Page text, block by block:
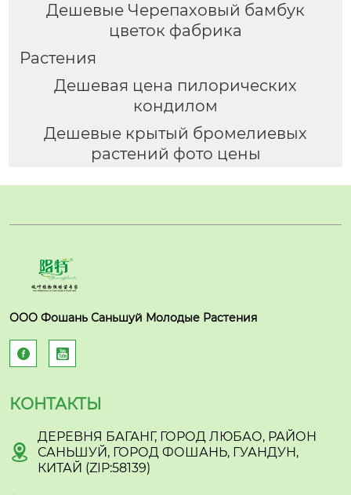
Дешевые Черепаховый бамбук
цветок фабрика
Растения
Дешевая цена пилорических
кондилом
Дешевые крытый бромелиевых
растений фото цены
ООО Фошань Саньшуй Молодые Растения
 
КОНТАКТЫ

ДЕРЕВНЯ БАГАНГ, ГОРОД ЛЮБАО, РАЙОН
САНЬШУЙ, ГОРОД ФОШАНЬ, ГУАНДУН,
КИТАЙ (ZIP:58139)